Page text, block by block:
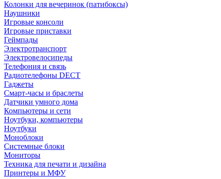
Колонки для вечеринок (патибоксы)
Наушники
Игровые консоли
Игровые приставки
Геймпады
Электротранспорт
Электровелосипеды
Телефония и связь
Радиотелефоны DECT
Гаджеты
Смарт-часы и браслеты
Датчики умного дома
Компьютеры и сети
Ноутбуки, компьютеры
Ноутбуки
Моноблоки
Системные блоки
Мониторы
Техника для печати и дизайна
Принтеры и МФУ